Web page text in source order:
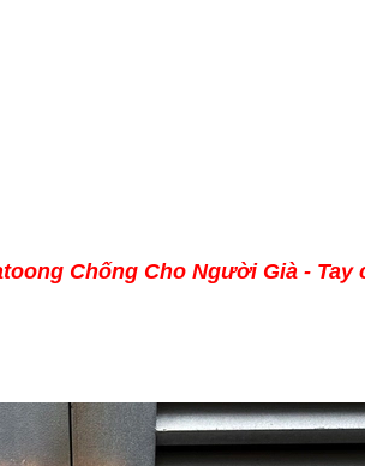
Chống Cho Người Già -